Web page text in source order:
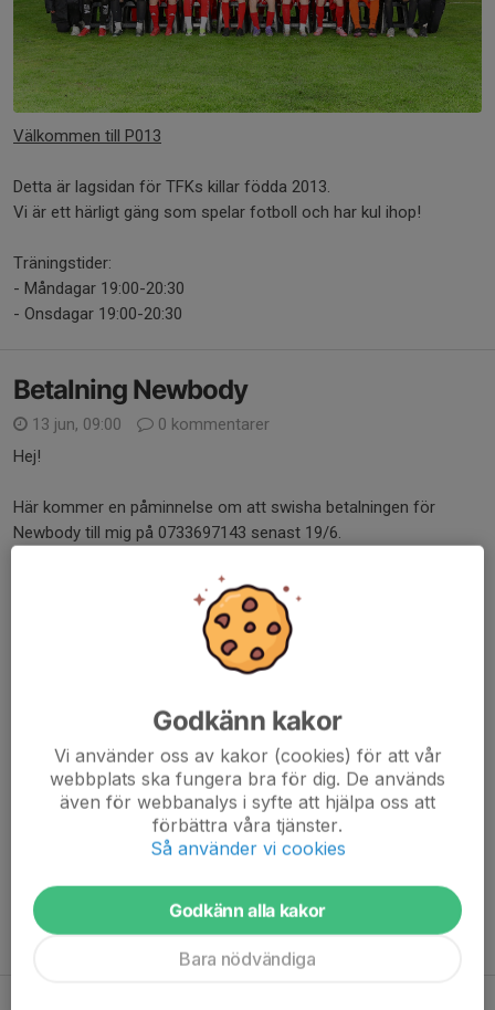
Välkommen till P013
Detta är lagsidan för TFKs killar födda 2013.
Vi är ett härligt gäng som spelar fotboll och har kul ihop!
Träningstider:
- Måndagar 19:00-20:30
- Onsdagar 19:00-20:30
Betalning Newbody
13 jun, 09:00
0 kommentarer
Hej!
Här kommer en påminnelse om att swisha betalningen för
Newbody till mig på 0733697143 senast 19/6.
Leverans Newbody
2 kommentarer
Nu har Newbodypaketen kommit och finns att hämta i
klubblokalen. Idag finns det personal på plats till 18.30 och jag
kommer finnas på plats imorgon 9/6 mellan 18-19 för
utlämning.
Hämtar ni ut paket idag så stryk er...
Godkänn kakor
Vi använder oss av kakor (cookies) för att vår
webbplats ska fungera bra för dig. De används
även för webbanalys i syfte att hjälpa oss att
förbättra våra tjänster.
Så använder vi cookies
Godkänn alla kakor
Bara nödvändiga